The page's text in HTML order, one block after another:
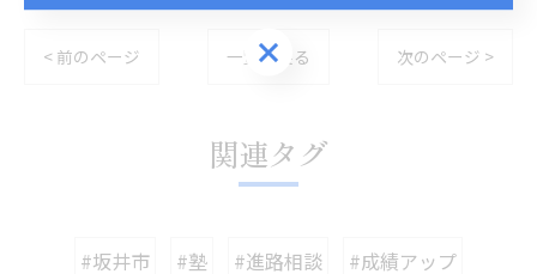
< 前のページ 一覧に戻る 次のページ >
関連タグ
#坂井市 #塾 #進路相談
#成績アップ
お問い合わせはこちら